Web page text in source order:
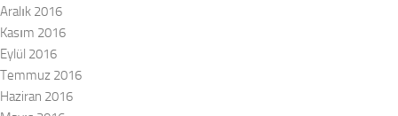
Aralık 2016
Kasım 2016
Eylül 2016
Temmuz 2016
Haziran 2016